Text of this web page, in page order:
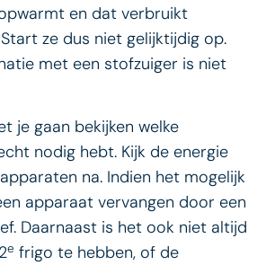
en dat verbruikt
ze dus niet gelijktijdig op.
met een stofzuiger is niet
je gaan bekijken welke
nodig hebt. Kijk de energie
na. Indien het mogelijk
apparaat vervangen door een
Daarnaast is het ook niet altijd
e frigo te hebben, of de